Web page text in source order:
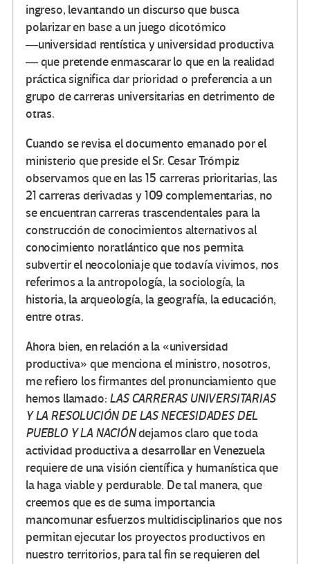
ingreso, levantando un discurso que busca
polarizar en base a un juego dicotómico
―universidad rentística y universidad productiva
― que pretende enmascarar lo que en la realidad
práctica significa dar prioridad o preferencia a un
grupo de carreras universitarias en detrimento de
otras.
Cuando se revisa el documento emanado por el
ministerio que preside el Sr. Cesar Trómpiz
observamos que en las 15 carreras prioritarias, las
21 carreras derivadas y 109 complementarias, no
se encuentran carreras trascendentales para la
construcción de conocimientos alternativos al
conocimiento noratlántico que nos permita
subvertir el neocoloniaje que todavía vivimos, nos
referimos a la antropología, la sociología, la
historia, la arqueología, la geografía, la educación,
entre otras.
Ahora bien, en relación a la «universidad
productiva» que menciona el ministro, nosotros,
me refiero los firmantes del pronunciamiento que
hemos llamado: LAS CARRERAS UNIVERSITARIAS
Y LA RESOLUCIÓN DE LAS NECESIDADES DEL
PUEBLO Y LA NACIÓNdejamos claro que toda
actividad productiva a desarrollar en Venezuela
requiere de una visión científica y humanística que
la haga viable y perdurable. De tal manera, que
creemos que es de suma importancia
mancomunar esfuerzos multidisciplinarios que nos
permitan ejecutar los proyectos productivos en
nuestro territorios, para tal fin se requieren del